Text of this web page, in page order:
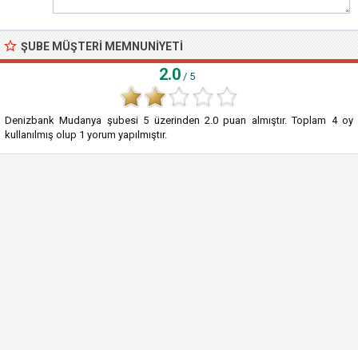
ŞUBE MÜŞTERI MEMNUNIYETI
2.0 / 5
Denizbank Mudanya şubesi 5 üzerinden2.0 puan almıştır. Toplam 4oy
kullanılmış olup 1 yorum yapılmıştır.